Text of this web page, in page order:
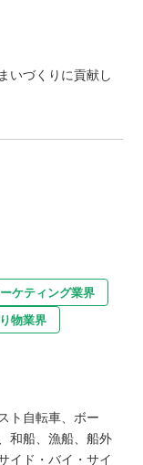
いづくりに貢献し
ケティング業界
物業界
ト自転車、ボー
和船、漁船、船外
イド・バイ・サイ